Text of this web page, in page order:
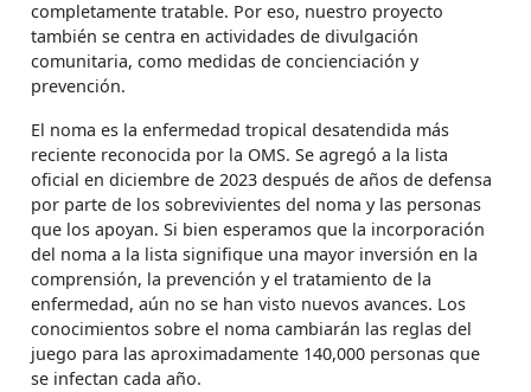
completamente tratable. Por eso, nuestro proyecto
también se centra en actividades de divulgación
comunitaria, como medidas de concienciación y
prevención.
El noma es la enfermedad tropical desatendida más
reciente reconocida por la OMS. Se agregó a la lista
oficial en diciembre de 2023 después de años de defensa
por parte de los sobrevivientes del noma y las personas
que los apoyan. Si bien esperamos que la incorporación
del noma a la lista signifique una mayor inversión en la
comprensión, la prevención y el tratamiento de la
enfermedad, aún no se han visto nuevos avances. Los
conocimientos sobre el noma cambiarán las reglas del
juego para las aproximadamente 140,000 personas que
se infectan cada año.